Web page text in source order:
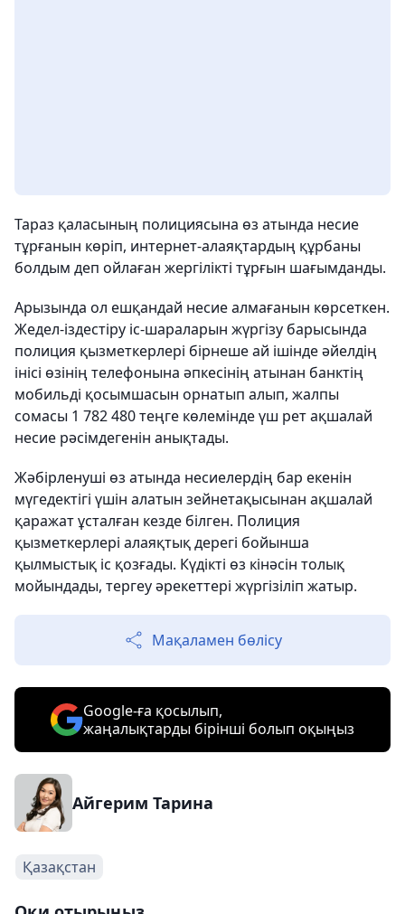
Тараз қаласының полициясына өз атында несие
тұрғанын көріп, интернет-алаяқтардың құрбаны
болдым деп ойлаған жергілікті тұрғын шағымданды.
Арызында ол ешқандай несие алмағанын көрсеткен.
Жедел-іздестіру іс-шараларын жүргізу барысында
полиция қызметкерлері бірнеше ай ішінде әйелдің
інісі өзінің телефонына әпкесінің атынан банктің
мобильді қосымшасын орнатып алып, жалпы
сомасы 1 782 480 теңге көлемінде үш рет ақшалай
несие рәсімдегенін анықтады.
Жәбірленуші өз атында несиелердің бар екенін
мүгедектігі үшін алатын зейнетақысынан ақшалай
қаражат ұсталған кезде білген. Полиция
қызметкерлері алаяқтық дерегі бойынша
қылмыстық іс қозғады. Күдікті өз кінәсін толық
мойындады, тергеу әрекеттері жүргізіліп жатыр.
Мақаламен бөлісу
Google-ға қосылып,
жаңалықтарды бірінші болып оқыңыз
Айгерим Тарина
Қазақстан